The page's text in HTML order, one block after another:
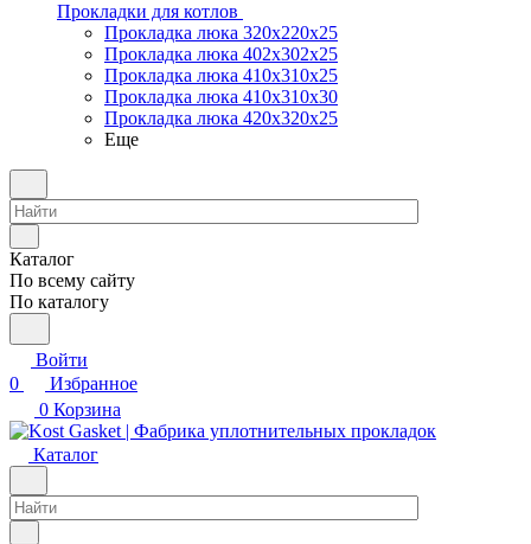
Прокладки для котлов
Прокладка люка 320x220x25
Прокладка люка 402x302x25
Прокладка люка 410x310x25
Прокладка люка 410х310х30
Прокладка люка 420x320x25
Еще
Каталог
По всему сайту
По каталогу
Войти
0
Избранное
0 Корзина
Каталог